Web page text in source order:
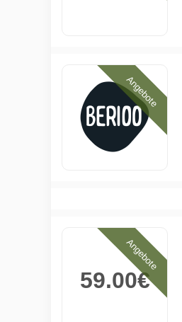
Angebote
59.00€
Angebote